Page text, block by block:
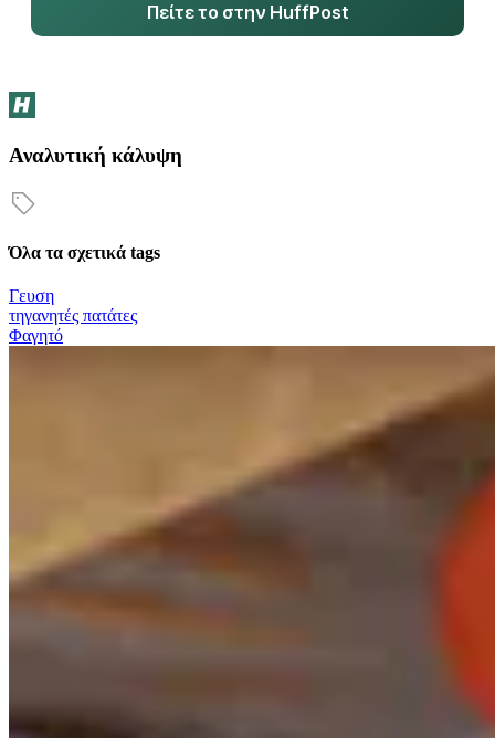
Πείτε το στην HuffPost
Αναλυτική κάλυψη
Όλα τα σχετικά tags
Γευση
τηγανητές πατάτες
Φαγητό